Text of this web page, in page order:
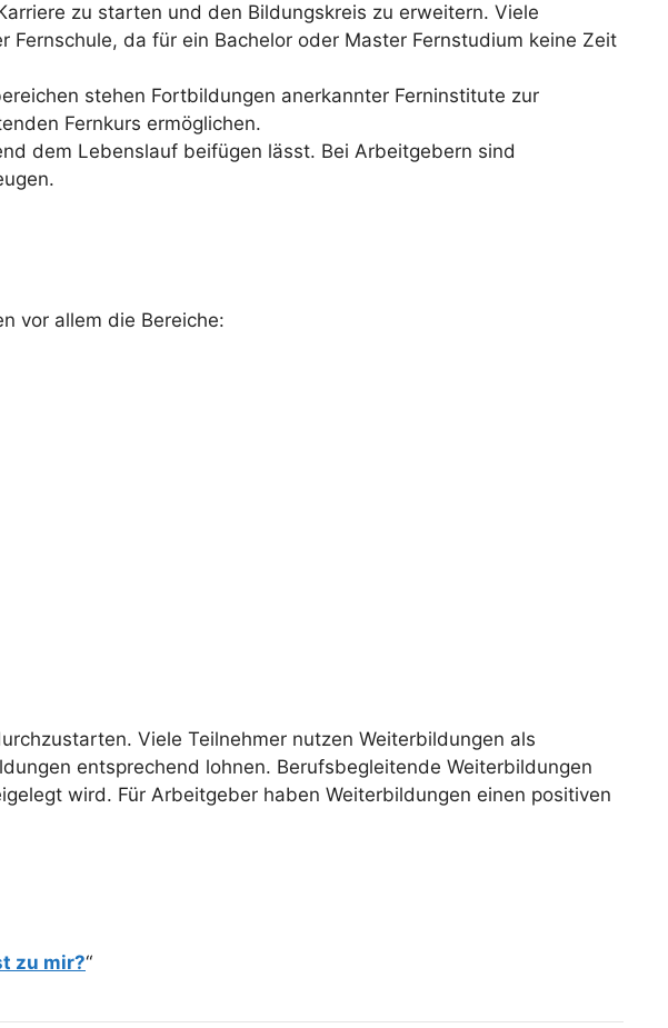
zu starten und den Bildungskreis zu erweitern. Viele
da für ein Bachelor oder Master Fernstudium keine Zeit
stehen Fortbildungen anerkannter Ferninstitute zur
Fernkurs ermöglichen.
dem Lebenslauf beifügen lässt. Bei Arbeitgebern sind
vor allem die Bereiche:
Viele Teilnehmer nutzen Weiterbildungen als
entsprechend lohnen. Berufsbegleitende Weiterbildungen
wird. Für Arbeitgeber haben Weiterbildungen einen positiven
zu mir?“